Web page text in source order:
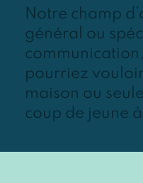
Notre champ
général ou
pourriez
maison ou
coup de jeune